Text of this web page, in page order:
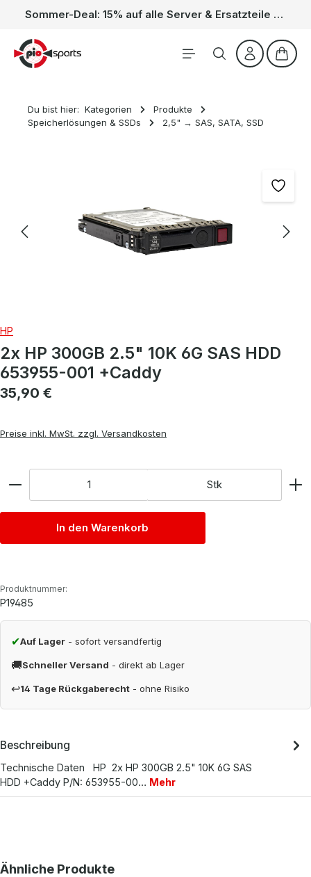
Zum Hauptinhalt springen Sommer-Deal: 15% auf alle Server & Ersatzteile – Kein Code nötig, der Rabatt wird automatisch im Warenkorb abgezogen. Gültig vom 01.06. bis 31.08.
Du bist hier: Kategorien
Produkte
Speicherlösungen & SSDs
2,5" → SAS, SATA, SSD
HP
2x HP 300GB 2.5" 10K 6G SAS HDD
653955-001 +Caddy
Regulärer Preis:
35,90 €
Preise inkl. MwSt. zzgl. Versandkosten
Stk
In den Warenkorb
Produktnummer:
P19485
✔Auf Lager - sofort versandfertig
🚚Schneller Versand - direkt ab Lager
↩14 Tage Rückgaberecht - ohne Risiko
Beschreibung
Technische Daten HP 2x HP 300GB 2.5" 10K 6G SAS
HDD +Caddy P/N: 653955-00… Mehr
Produktgalerie überspringen
Ähnliche Produkte